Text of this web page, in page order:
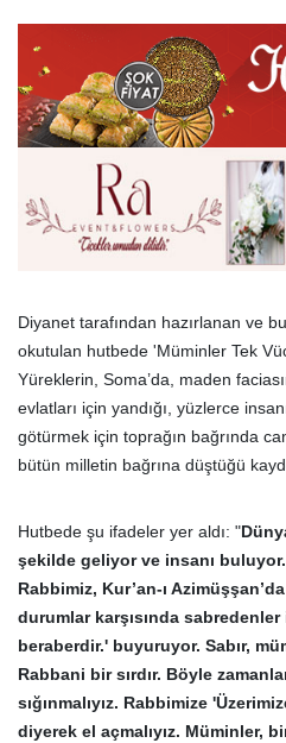
Diyanet tarafından hazırlanan ve
okutulan hutbede 'Müminler Tek
Yüreklerin, Soma’da, maden
evlatları için yandığı, yüzlerce
götürmek için toprağın bağrında
bütün milletin bağrına düştüğü
Hutbede şu ifadeler yer aldı: "
şekilde geliyor ve insanı
Rabbimiz, Kur’an-ı
durumlar karşısında
beraberdir.' buyuruyor. Sabır,
Rabbani bir sırdır. Böyle
sığınmalıyız. Rabbimize
diyerek el açmalıyız. Müminler,